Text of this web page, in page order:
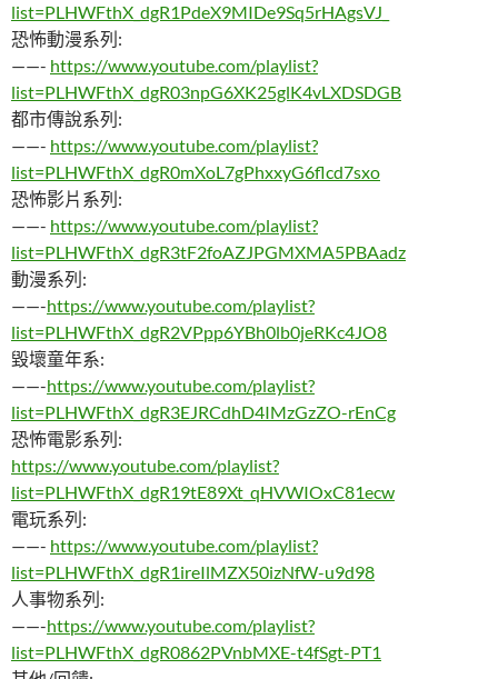
list=PLHWFthX_dgR1PdeX9MIDe9Sq5rHAgsVJ_
恐怖動漫系列:
——- https://www.youtube.com/playlist?
list=PLHWFthX_dgR03npG6XK25glK4vLXDSDGB
都市傳說系列:
——- https://www.youtube.com/playlist?
list=PLHWFthX_dgR0mXoL7gPhxxyG6flcd7sxo
恐怖影片系列:
——- https://www.youtube.com/playlist?
list=PLHWFthX_dgR3tF2foAZJPGMXMA5PBAadz
動漫系列:
——-https://www.youtube.com/playlist?
list=PLHWFthX_dgR2VPpp6YBh0lb0jeRKc4JO8
毀壞童年系:
——-https://www.youtube.com/playlist?
list=PLHWFthX_dgR3EJRCdhD4IMzGzZO-rEnCg
恐怖電影系列:
https://www.youtube.com/playlist?
list=PLHWFthX_dgR19tE89Xt_qHVWIOxC81ecw
電玩系列:
——- https://www.youtube.com/playlist?
list=PLHWFthX_dgR1ireIlMZX50izNfW-u9d98
人事物系列:
——-https://www.youtube.com/playlist?
list=PLHWFthX_dgR0862PVnbMXE-t4fSgt-PT1